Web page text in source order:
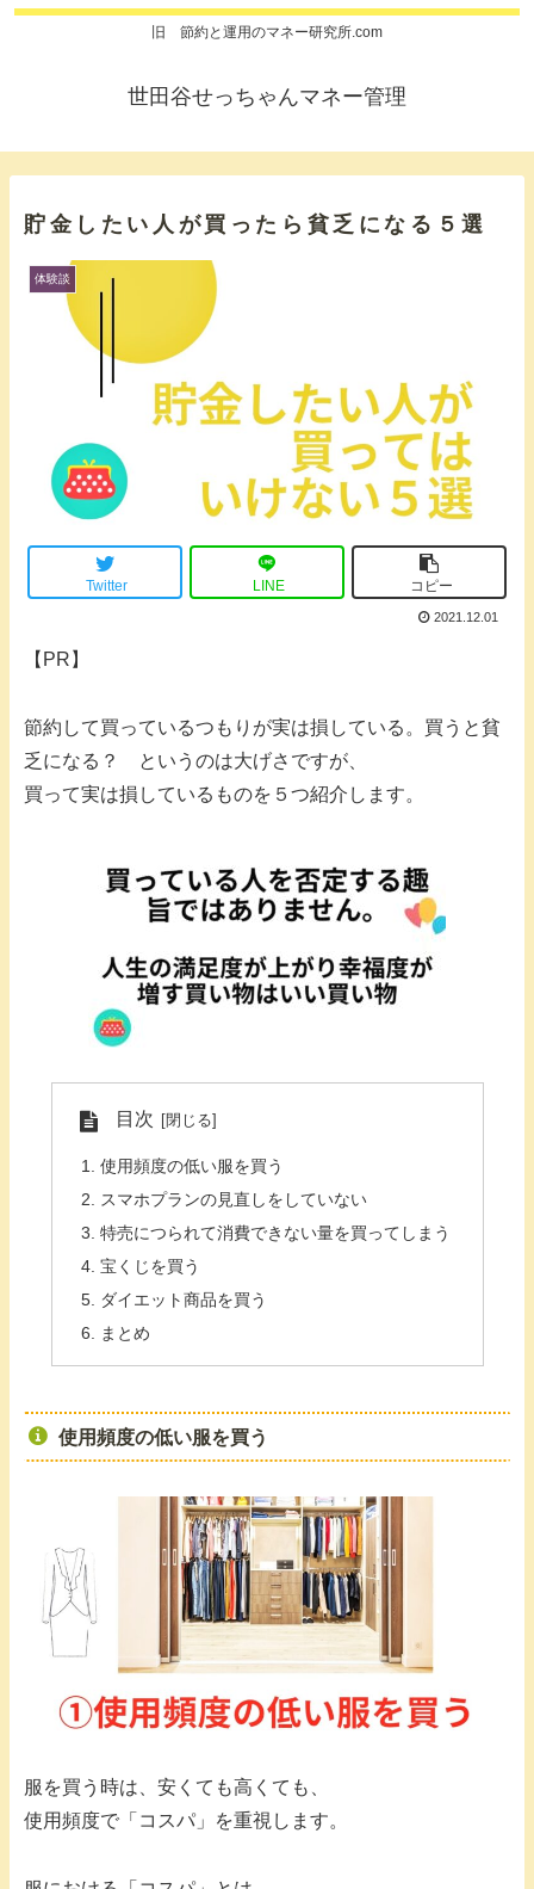
旧 節約と運用のマネー研究所.com
世田谷せっちゃんマネー管理
貯金したい人が買ったら貧乏になる５選
体験談
Twitter LINE コピー
2021.12.01
【PR】
節約して買っているつもりが実は損している。買うと貧
乏になる？ というのは大げさですが、
買って実は損しているものを５つ紹介します。
目次
使用頻度の低い服を買う
スマホプランの見直しをしていない
特売につられて消費できない量を買ってしまう
宝くじを買う
ダイエット商品を買う
まとめ
使用頻度の低い服を買う
服を買う時は、安くても高くても、
使用頻度で「コスパ」を重視します。